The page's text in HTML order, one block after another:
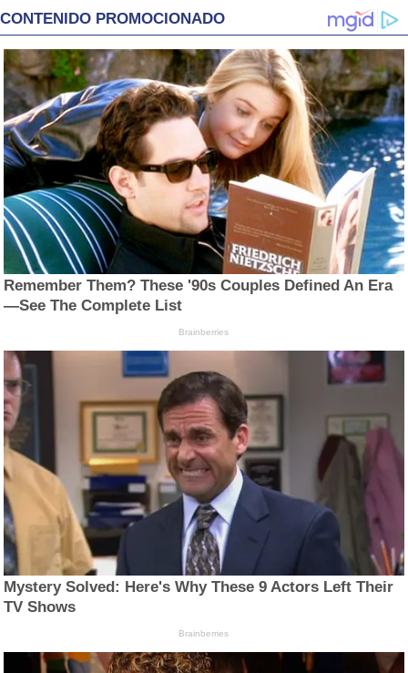
CONTENIDO PROMOCIONADO
Remember Them? These '90s Couples Defined An Era
—See The Complete List
Brainberries
Mystery Solved: Here's Why These 9 Actors Left Their
TV Shows
Brainberries